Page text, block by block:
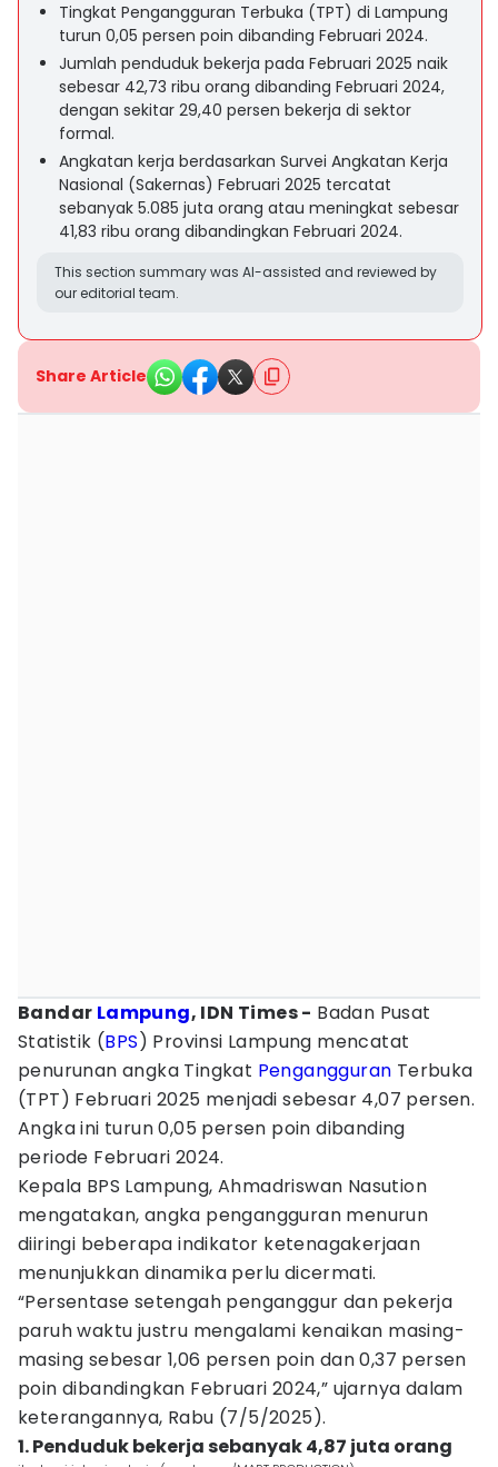
Tingkat Pengangguran Terbuka (TPT) di Lampung
turun 0,05 persen poin dibanding Februari 2024.
Jumlah penduduk bekerja pada Februari 2025 naik
sebesar 42,73 ribu orang dibanding Februari 2024,
dengan sekitar 29,40 persen bekerja di sektor
formal.
Angkatan kerja berdasarkan Survei Angkatan Kerja
Nasional (Sakernas) Februari 2025 tercatat
sebanyak 5.085 juta orang atau meningkat sebesar
41,83 ribu orang dibandingkan Februari 2024.
This section summary was AI-assisted and reviewed by
our editorial team.
Share Article
Bandar Lampung, IDN Times - Badan Pusat
Statistik (BPS) Provinsi Lampung mencatat
penurunan angka Tingkat Pengangguran Terbuka
(TPT) Februari 2025 menjadi sebesar 4,07 persen.
Angka ini turun 0,05 persen poin dibanding
periode Februari 2024.
Kepala BPS Lampung, Ahmadriswan Nasution
mengatakan, angka pengangguran menurun
diiringi beberapa indikator ketenagakerjaan
menunjukkan dinamika perlu dicermati.
“Persentase setengah penganggur dan pekerja
paruh waktu justru mengalami kenaikan masing-
masing sebesar 1,06 persen poin dan 0,37 persen
poin dibandingkan Februari 2024,” ujarnya dalam
keterangannya, Rabu (7/5/2025).
1. Penduduk bekerja sebanyak 4,87 juta orang